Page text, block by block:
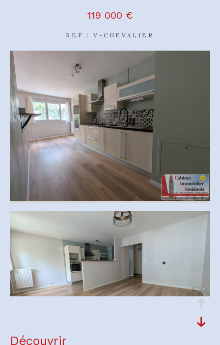
119 000 €
REF : V-CHEVALIER
découvrir